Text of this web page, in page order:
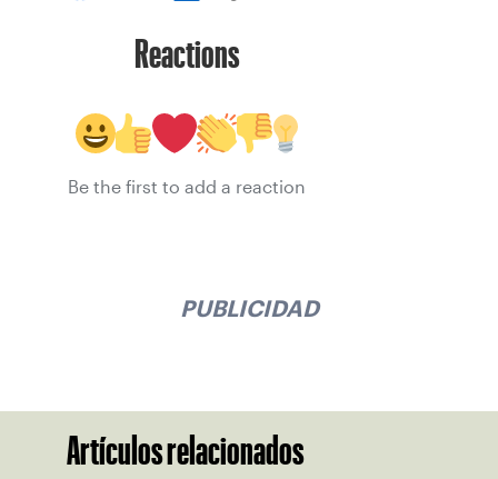
Reactions
Be the first to add a reaction
PUBLICIDAD
Artículos relacionados